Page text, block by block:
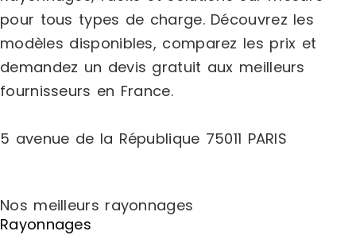
pour tous types de charge. Découvrez les
modèles disponibles, comparez les prix et
demandez un devis gratuit aux meilleurs
fournisseurs en France.
5 avenue de la République 75011 PARIS
Nos meilleurs rayonnages
Rayonnages